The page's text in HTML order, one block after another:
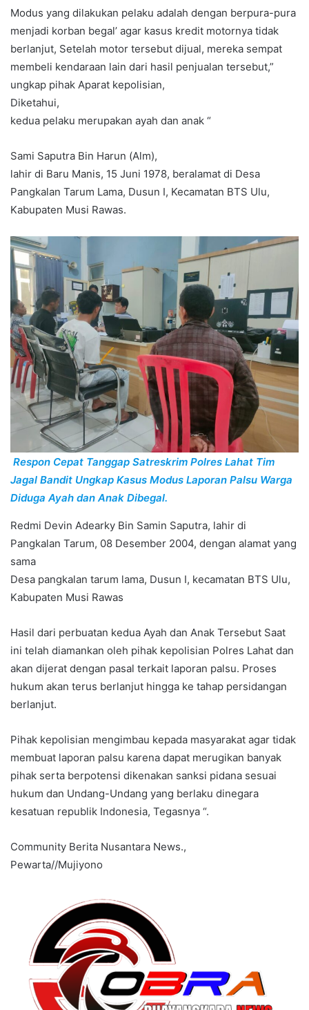
Modus yang dilakukan pelaku adalah dengan berpura-pura
menjadi korban begal’ agar kasus kredit motornya tidak
berlanjut, Setelah motor tersebut dijual, mereka sempat
membeli kendaraan lain dari hasil penjualan tersebut,”
ungkap pihak Aparat kepolisian,
Diketahui,
kedua pelaku merupakan ayah dan anak “
Sami Saputra Bin Harun (Alm),
lahir di Baru Manis, 15 Juni 1978, beralamat di Desa
Pangkalan Tarum Lama, Dusun I, Kecamatan BTS Ulu,
Kabupaten Musi Rawas.
Respon Cepat Tanggap Satreskrim Polres Lahat Tim
Jagal Bandit Ungkap Kasus Modus Laporan Palsu Warga
Diduga Ayah dan Anak Dibegal.
Redmi Devin Adearky Bin Samin Saputra, lahir di
Pangkalan Tarum, 08 Desember 2004, dengan alamat yang
sama
Desa pangkalan tarum lama, Dusun I, kecamatan BTS Ulu,
Kabupaten Musi Rawas
Hasil dari perbuatan kedua Ayah dan Anak Tersebut Saat
ini telah diamankan oleh pihak kepolisian Polres Lahat dan
akan dijerat dengan pasal terkait laporan palsu. Proses
hukum akan terus berlanjut hingga ke tahap persidangan
berlanjut.
Pihak kepolisian mengimbau kepada masyarakat agar tidak
membuat laporan palsu karena dapat merugikan banyak
pihak serta berpotensi dikenakan sanksi pidana sesuai
hukum dan Undang-Undang yang berlaku dinegara
kesatuan republik Indonesia, Tegasnya “.
Community Berita Nusantara News.,
Pewarta//Mujiyono